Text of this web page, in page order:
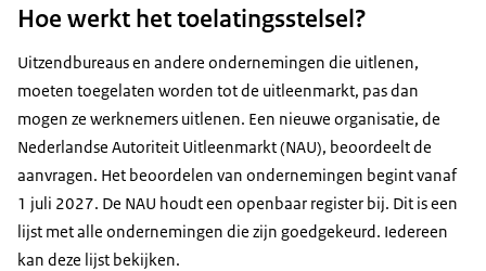
Hoe werkt het toelatingsstelsel?
Uitzendbureaus en andere ondernemingen die uitlenen,
moeten toegelaten worden tot de uitleenmarkt, pas dan
mogen ze werknemers uitlenen. Een nieuwe organisatie, de
Nederlandse Autoriteit Uitleenmarkt (NAU), beoordeelt de
aanvragen. Het beoordelen van ondernemingen begint vanaf
1 juli 2027. De NAU houdt een openbaar register bij. Dit is een
lijst met alle ondernemingen die zijn goedgekeurd. Iedereen
kan deze lijst bekijken.